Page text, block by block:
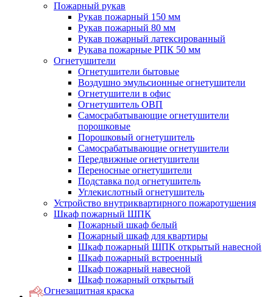
Пожарный рукав
Рукав пожарный 150 мм
Рукав пожарный 80 мм
Рукав пожарный латексированный
Рукава пожарные РПК 50 мм
Огнетушители
Огнетушители бытовые
Воздушно эмульсионные огнетушители
Огнетушители в офис
Огнетушитель ОВП
Самосрабатывающие огнетушители
порошковые
Порошковый огнетушитель
Самосрабатывающие огнетушители
Передвижные огнетушители
Переносные огнетушители
Подставка под огнетушитель
Углекислотный огнетушитель
Устройство внутриквартирного пожаротушения
Шкаф пожарный ШПК
Пожарный шкаф белый
Пожарный шкаф для квартиры
Шкаф пожарный ШПК открытый навесной
Шкаф пожарный встроенный
Шкаф пожарный навесной
Шкаф пожарный открытый
Огнезащитная краска